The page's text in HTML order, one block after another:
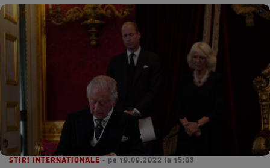
STIRI INTERNATIONALE • pe 19.09.2022 la 15:03